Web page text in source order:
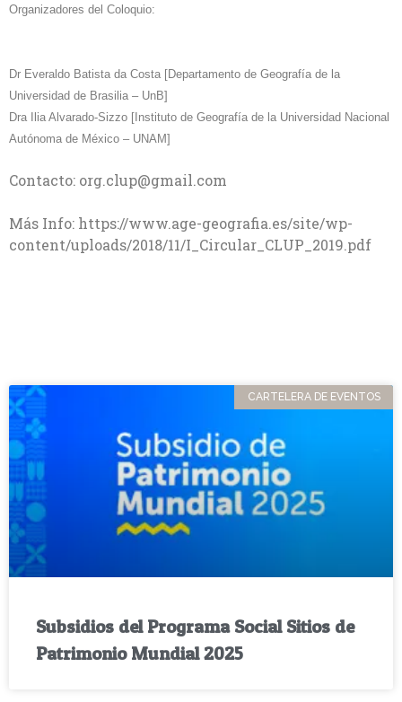
Organizadores del Coloquio:
Dr Everaldo Batista da Costa [Departamento de Geografía de la
Universidad de Brasilia – UnB]
Dra Ilia Alvarado-Sizzo [Instituto de Geografía de la Universidad Nacional
Autónoma de México – UNAM]
Contacto: org.clup@gmail.com
Más Info: https://www.age-geografia.es/site/wp-
content/uploads/2018/11/I_Circular_CLUP_2019.pdf
CARTELERA DE EVENTOS
Subsidios del Programa Social Sitios de
Patrimonio Mundial 2025